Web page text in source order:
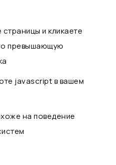
и кликаете
превышающую
javascript в вашем
на поведение